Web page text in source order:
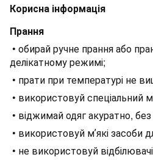
Корисна інформація
Прання
• обирай ручне прання або
делікатному режимі;
• прати при температурі не
• використовуй спеціальний
• віджимай одяг акуратно,
• використовуй мʼякі засоби
• не використовуй